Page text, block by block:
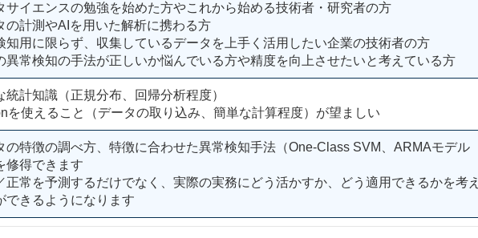
サイエンスの勉強を始めた方やこれから始める技術者・研究者の方
の計測やAIを用いた解析に携わる方
知用に限らず、収集しているデータを上手く活用したい企業の技術者の方
異常検知の手法が正しいか悩んでいる方や精度を向上させたいと考えている方
統計知識（正規分布、回帰分析程度）
を使えること（データの取り込み、簡単な計算程度）が望ましい
の特徴の調べ方、特徴に合わせた異常検知手法（One-Class SVM、ARMAモデル
修得できます
正常を予測するだけでなく、実際の実務にどう活かすか、どう適用できるかを考え
できるようになります